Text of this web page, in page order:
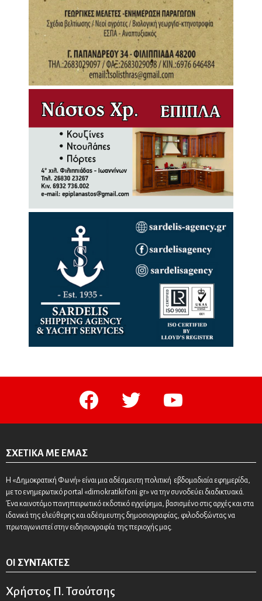
facebook twitter youtube
ΣΧΕΤΙΚΆ ΜΕ ΕΜΆΣ
Η «Δημοκρατική Φωνή» είναι μια αδέσμευτη πολιτική εβδομαδιαία εφημερίδα,
με το ενημερωτικό portal «dimokratikifoni.gr» να την συνοδεύει διαδικτυακά.
Ένα καινοτόμο πανηπειρωτικό εκδοτικό εγχείρημα, βασισμένο στις αρχές και στα
ιδανικά της ελεύθερης και αδέσμευτης δημοσιογραφίας, φιλοδοξώντας να
πρωταγωνιστεί στην ειδησιογραφία της περιοχής μας.
ΟΙ ΣΥΝΤΆΚΤΕΣ
Χρήστος Π. Τσούτσης